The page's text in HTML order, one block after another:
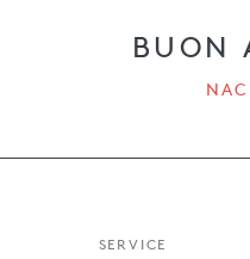
BUON
SERVICE